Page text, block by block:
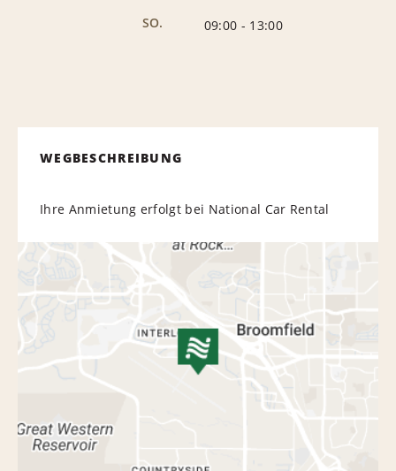
SO.
09:00 - 13:00
WEGBESCHREIBUNG
Ihre Anmietung erfolgt bei National Car Rental